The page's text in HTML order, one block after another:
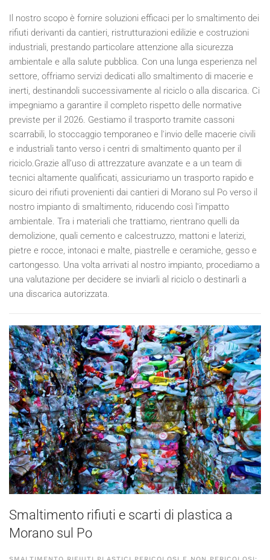
Il nostro scopo è fornire soluzioni efficaci per lo smaltimento dei
rifiuti derivanti da cantieri, ristrutturazioni edilizie e costruzioni
industriali, prestando particolare attenzione alla sicurezza
ambientale e alla salute pubblica. Con una lunga esperienza nel
settore, offriamo servizi dedicati allo smaltimento di macerie e
inerti, destinandoli successivamente al riciclo o alla discarica. Ci
impegniamo a garantire il completo rispetto delle normative
previste per il 2026. Gestiamo il trasporto tramite cassoni
scarrabili, lo stoccaggio temporaneo e l'invio delle macerie civili
e industriali tanto verso i centri di smaltimento quanto per il
riciclo.Grazie all’uso di attrezzature avanzate e a un team di
tecnici altamente qualificati, assicuriamo un trasporto rapido e
sicuro dei rifiuti provenienti dai cantieri di Morano sul Po verso il
nostro impianto di smaltimento, riducendo così l'impatto
ambientale. Tra i materiali che trattiamo, rientrano quelli da
demolizione, quali cemento e calcestruzzo, mattoni e laterizi,
pietre e rocce, intonaci e malte, piastrelle e ceramiche, gesso e
cartongesso. Una volta arrivati al nostro impianto, procediamo a
una valutazione per decidere se inviarli al riciclo o destinarli a
una discarica autorizzata.
Smaltimento rifiuti e scarti di plastica a
Morano sul Po